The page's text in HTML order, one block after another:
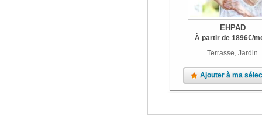
EHPAD
À partir de 1896€/
Terrasse, Jardin
Ajouter à ma